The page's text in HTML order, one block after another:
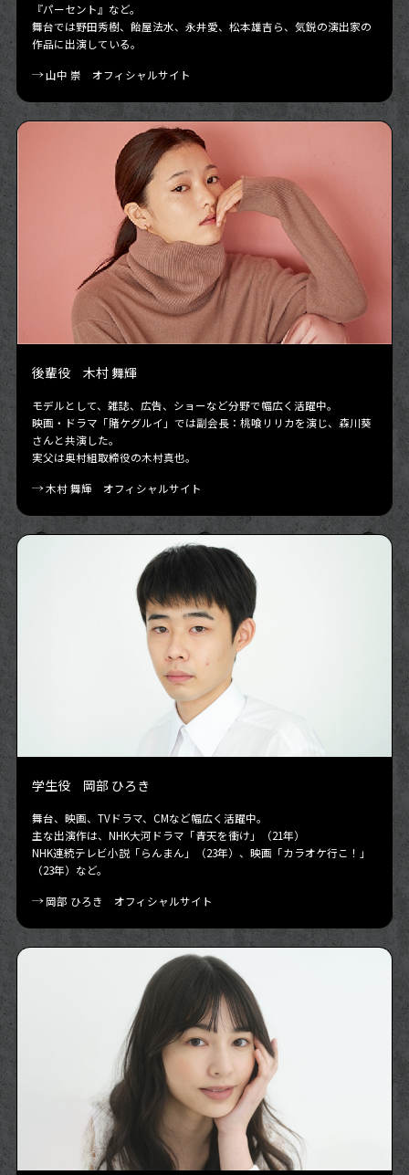
『パーセント』など。
舞台では野田秀樹、飴屋法水、永井愛、松本雄吉ら、気鋭の演出家の
作品に出演している。
山中 崇 オフィシャルサイト
後輩役 木村 舞輝
モデルとして、雑誌、広告、ショーなど分野で幅広く活躍中。
映画・ドラマ「賭ケグルイ」では副会長：桃喰リリカを演じ、森川葵
さんと共演した。
実父は奥村組取締役の木村真也。
木村 舞輝 オフィシャルサイト
学生役 岡部 ひろき
舞台、映画、TVドラマ、CMなど幅広く活躍中。
主な出演作は、NHK大河ドラマ「青天を衝け」（21年）
NHK連続テレビ小説「らんまん」（23年）、映画「カラオケ行こ！」
（23年）など。
岡部 ひろき オフィシャルサイト